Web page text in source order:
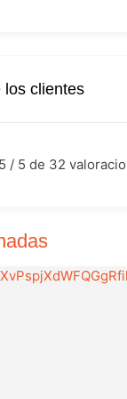
los clientes
5 / 5 de 32